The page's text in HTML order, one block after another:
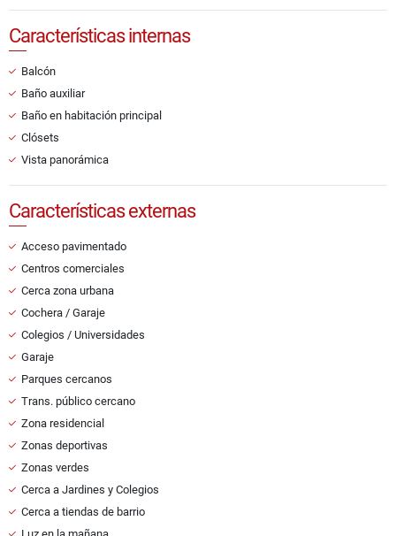
Características internas
Balcón
Baño auxiliar
Baño en habitación principal
Clósets
Vista panorámica
Características externas
Acceso pavimentado
Centros comerciales
Cerca zona urbana
Cochera / Garaje
Colegios / Universidades
Garaje
Parques cercanos
Trans. público cercano
Zona residencial
Zonas deportivas
Zonas verdes
Cerca a Jardines y Colegios
Cerca a tiendas de barrio